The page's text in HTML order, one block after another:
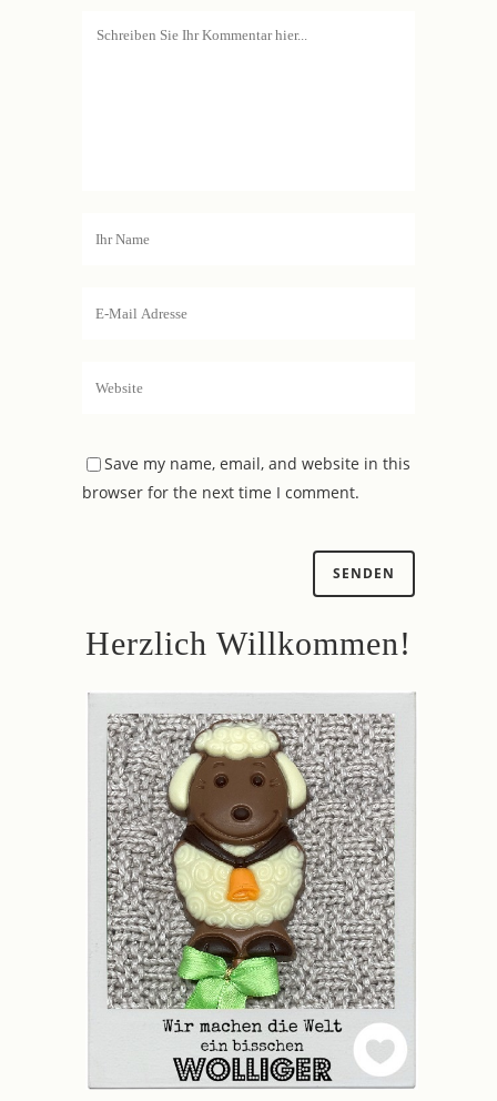
Save my name, email, and website in this
browser for the next time I comment.
Herzlich Willkommen!